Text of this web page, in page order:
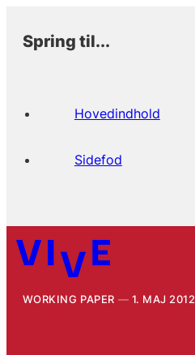
Spring til...
Hovedindhold
Sidefod
WORKING PAPER 1. MAJ 2012